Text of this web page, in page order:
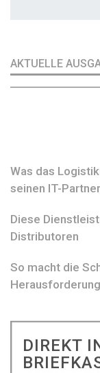
AKTUELLE
Was das
seinen IT-
Diese
Distributoren
So macht die
DIREKT